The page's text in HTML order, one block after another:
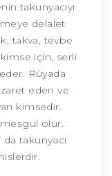
takunyacıyı
delalet
takva, tevbe
için, serli
Rüyada
eden ve
kimsedir.
olur.
da takunyaci